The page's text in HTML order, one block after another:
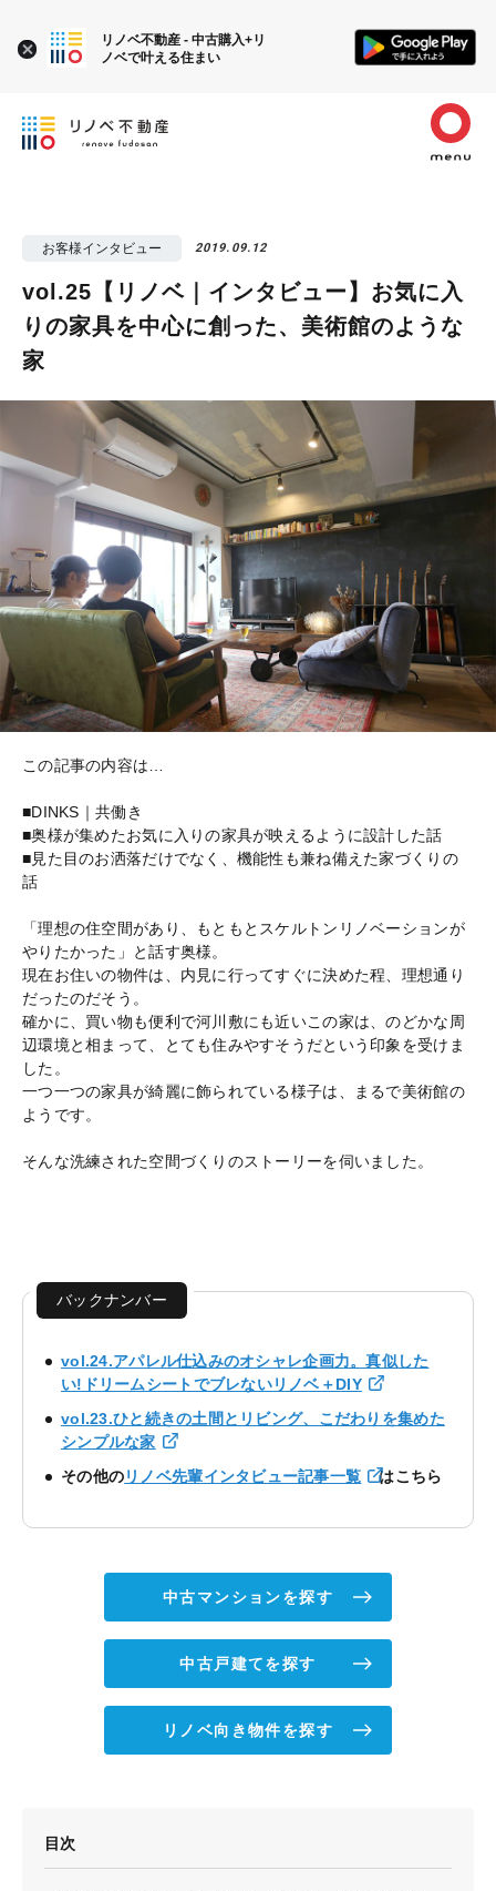
お客様インタビュー 2019.09.12
vol.25【リノベ｜インタビュー】お気に入
りの家具を中心に創った、美術館のような
家
この記事の内容は…
■DINKS｜共働き
■奥様が集めたお気に入りの家具が映えるように設計した話
■見た目のお洒落だけでなく、機能性も兼ね備えた家づくりの
話
「理想の住空間があり、もともとスケルトンリノベーションが
やりたかった」と話す奥様。
現在お住いの物件は、内見に行ってすぐに決めた程、理想通り
だったのだそう。
確かに、買い物も便利で河川敷にも近いこの家は、のどかな周
辺環境と相まって、とても住みやすそうだという印象を受けま
した。
一つ一つの家具が綺麗に飾られている様子は、まるで美術館の
ようです。
そんな洗練された空間づくりのストーリーを伺いました。
バックナンバー
vol.24.アパレル仕込みのオシャレ企画力。真似した
い!ドリームシートでブレないリノベ＋DIY
vol.23.ひと続きの土間とリビング、こだわりを集めた
シンプルな家
その他のリノベ先輩インタビュー記事一覧 はこちら
中古マンションを探す
中古戸建てを探す
リノベ向き物件を探す
目次
リノベ不動産 - 中古購入+リ
ノベで叶える住まい